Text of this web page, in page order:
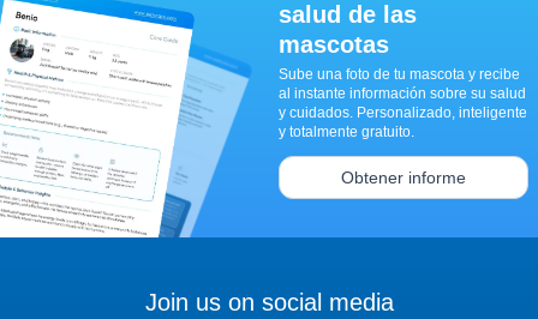
salud de las
mascotas
Sube una foto de tu mascota y recibe
al instante información sobre su salud
y cuidados. Personalizado, inteligente
y totalmente gratuito.
Obtener informe
Join us on social media